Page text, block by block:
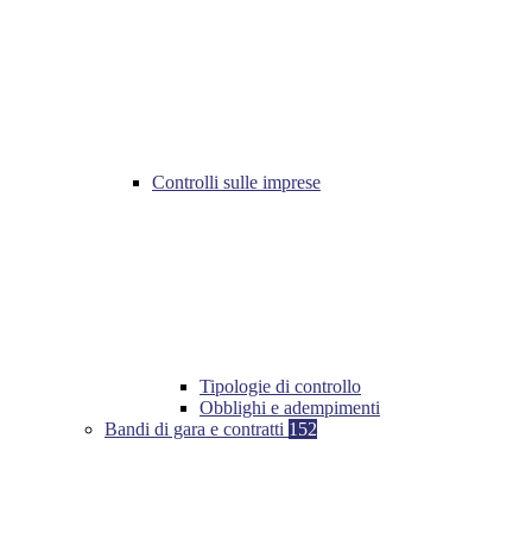
Controlli sulle imprese
Tipologie di controllo
Obblighi e adempimenti
Bandi di gara e contratti 152